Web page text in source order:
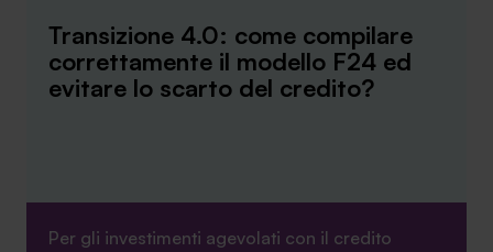
Transizione 4.0: come compilare
correttamente il modello F24 ed
evitare lo scarto del credito?
Per gli investimenti agevolati con il credito